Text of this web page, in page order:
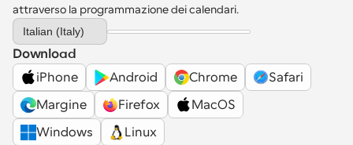
attraverso la programmazione dei calendari.
Select Language
Italian (Italy)
Download
iPhone
Android Chrome
Safari
Margine
Firefox
MacOS
Windows
Linux